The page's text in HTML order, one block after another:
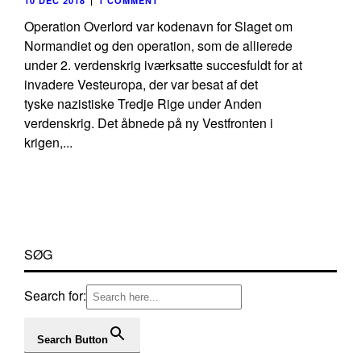
Operation Overlord var kodenavn for Slaget om
Normandiet og den operation, som de allierede
under 2. verdenskrig iværksatte succesfuldt for at
invadere Vesteuropa, der var besat af det
tyske nazistiske Tredje Rige under Anden
verdenskrig. Det åbnede på ny Vestfronten i
krigen,...
SØG
Search for:
Search Button